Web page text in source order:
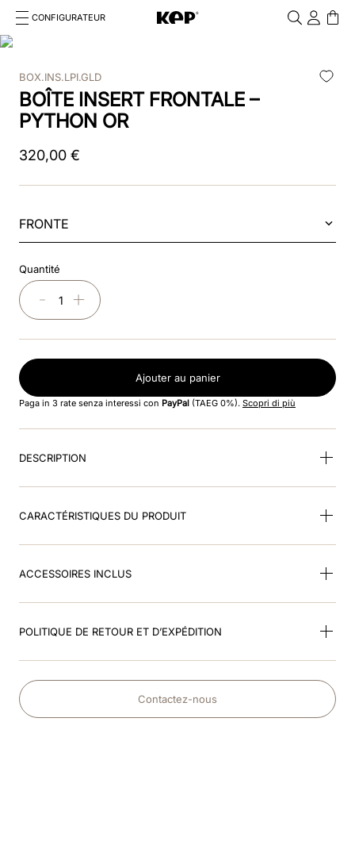
CONFIGURATEUR
Cosa stai cercando?
RECHERCHES FRÉQUENTES
1.kep cromo 2 0
2.smart nova
3.helmet
4.inserti
6.
7.smart
8.accessori
BOX.INS.LPI.GLD
BOÎTE INSERT FRONTALE –
PYTHON OR
320,00 €
FRONTE
Quantité
＋
－
Ajouter au panier
Paga in 3 rate senza interessi con PayPal (TAEG 0%). Scopri di più
DESCRIPTION
CARACTÉRISTIQUES DU PRODUIT
ACCESSOIRES INCLUS
POLITIQUE DE RETOUR ET D’EXPÉDITION
Contactez-nous